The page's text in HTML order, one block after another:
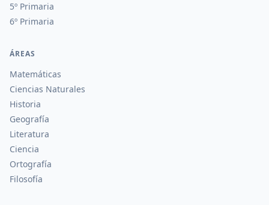
5º Primaria
6º Primaria
ÁREAS
Matemáticas
Ciencias Naturales
Historia
Geografía
Literatura
Ciencia
Ortografía
Filosofía